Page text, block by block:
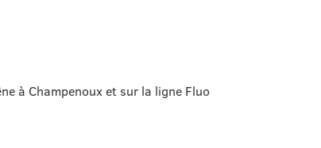
à Champenoux et sur la ligne Fluo